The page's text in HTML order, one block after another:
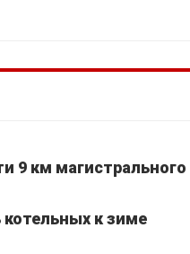
9 км
к зиме